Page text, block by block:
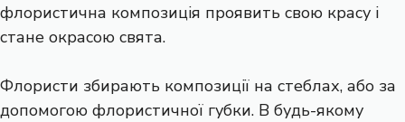
флористична композиція проявить свою красу і
стане окрасою свята.
Флористи збирають композиції на стеблах, або за
допомогою флористичної губки. В будь-якому